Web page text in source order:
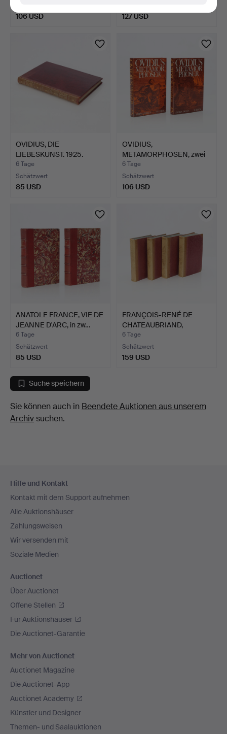
106 USD 127 USD
OVIDIUS, DIE
LIEBESKUNST. 1925.
Exlibris A…
6 Tage
Schätzwert
85 USD
OVIDIUS,
METAMORPHOSEN, zwei
Bände, Allhem…
6 Tage
Schätzwert
106 USD
ANATOLE FRANCE, VIE DE
JEANNE D'ARC, in zw…
6 Tage
Schätzwert
85 USD
FRANÇOIS-RENÉ DE
CHATEAUBRIAND,
OEUVRES CO…
6 Tage
Schätzwert
159 USD
Suche speichern
Sie können auch in Beendete Auktionen aus unserem
Archivsuchen.
Navigation
Hilfe und Kontakt
Kontakt mit dem Support aufnehmen
Alle Auktionshäuser
Zahlungsweisen
Wir versenden mit
Soziale Medien
Auctionet
Über Auctionet
Offene Stellen
Für Auktionshäuser
Die Auctionet-Garantie
Mehr von Auctionet
Auctionet Magazine
Die Auctionet-App
Auctionet Academy
Künstler und Designer
Themen- und Saalauktionen